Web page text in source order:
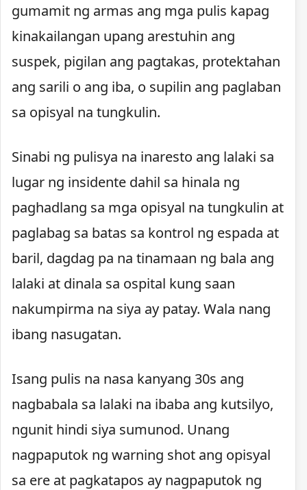
gumamit ng armas ang mga pulis kapag
kinakailangan upang arestuhin ang
suspek, pigilan ang pagtakas, protektahan
ang sarili o ang iba, o supilin ang paglaban
sa opisyal na tungkulin.
Sinabi ng pulisya na inaresto ang lalaki sa
lugar ng insidente dahil sa hinala ng
paghadlang sa mga opisyal na tungkulin at
paglabag sa batas sa kontrol ng espada at
baril, dagdag pa na tinamaan ng bala ang
lalaki at dinala sa ospital kung saan
nakumpirma na siya ay patay. Wala nang
ibang nasugatan.
Isang pulis na nasa kanyang 30s ang
nagbabala sa lalaki na ibaba ang kutsilyo,
ngunit hindi siya sumunod. Unang
nagpaputok ng warning shot ang opisyal
sa ere at pagkatapos ay nagpaputok ng